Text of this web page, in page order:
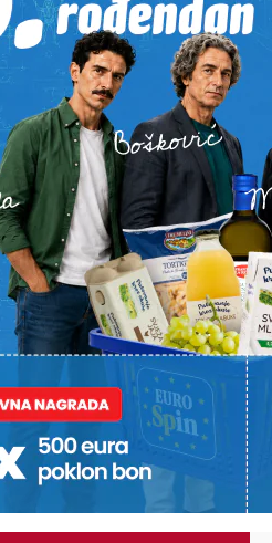
i kako se tijesto tijekom
štrukle preporučuje se
Takva kombinacija stvara
se peku u prethodno
površina ne poprimi lijepu
će se složiti da su najbolji
fotku ili video?
želite nešto/nekoga